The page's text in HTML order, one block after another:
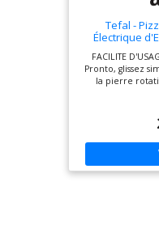
Tefal -
Électrique
FACILITE
Pronto, glissez
la pierre
Jusqu'à 400
pour obtenir
restaurant
moins de 3
et partager de
ou entre amis
niveaux de